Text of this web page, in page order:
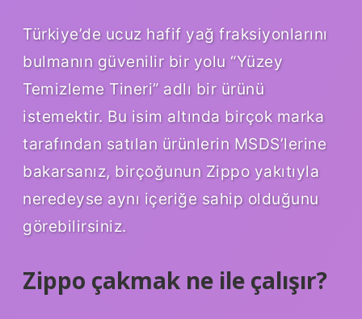
Türkiye’de ucuz hafif yağ fraksiyonlarını
bulmanın güvenilir bir yolu “Yüzey
Temizleme Tineri” adlı bir ürünü
istemektir. Bu isim altında birçok marka
tarafından satılan ürünlerin MSDS’lerine
bakarsanız, birçoğunun Zippo yakıtıyla
neredeyse aynı içeriğe sahip olduğunu
görebilirsiniz.
Zippo çakmak ne ile çalışır?